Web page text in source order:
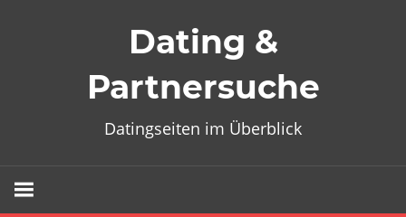
Dating &
Partnersuche
Datingseiten im Überblick